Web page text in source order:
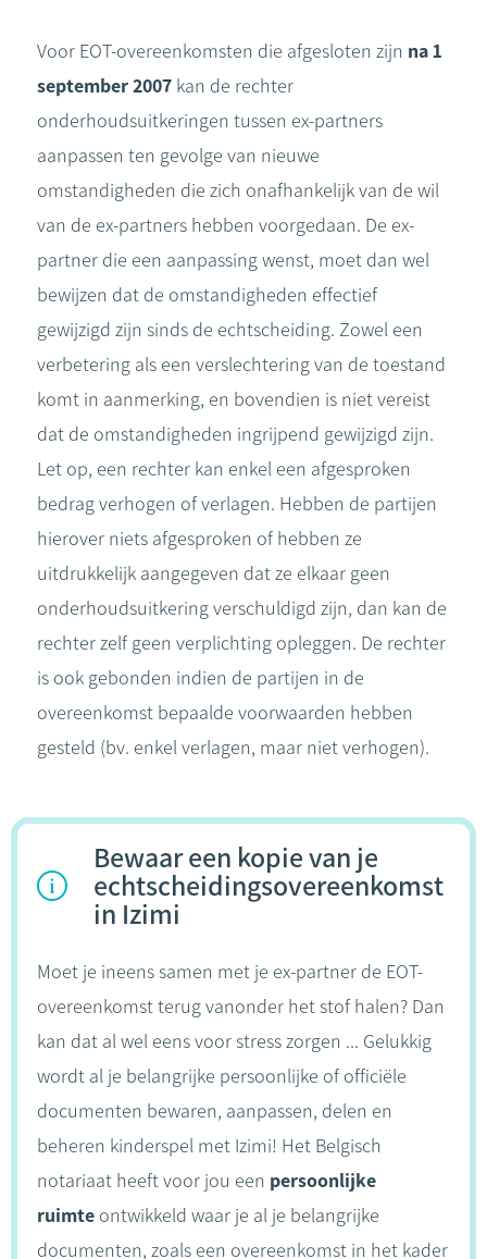
Voor EOT-overeenkomsten die afgesloten zijn na 1
september 2007 kan de rechter
onderhoudsuitkeringen tussen ex-partners
aanpassen ten gevolge van nieuwe
omstandigheden die zich onafhankelijk van de wil
van de ex-partners hebben voorgedaan. De ex-
partner die een aanpassing wenst, moet dan wel
bewijzen dat de omstandigheden effectief
gewijzigd zijn sinds de echtscheiding. Zowel een
verbetering als een verslechtering van de toestand
komt in aanmerking, en bovendien is niet vereist
dat de omstandigheden ingrijpend gewijzigd zijn.
Let op, een rechter kan enkel een afgesproken
bedrag verhogen of verlagen. Hebben de partijen
hierover niets afgesproken of hebben ze
uitdrukkelijk aangegeven dat ze elkaar geen
onderhoudsuitkering verschuldigd zijn, dan kan de
rechter zelf geen verplichting opleggen. De rechter
is ook gebonden indien de partijen in de
overeenkomst bepaalde voorwaarden hebben
gesteld (bv. enkel verlagen, maar niet verhogen).
Bewaar een kopie van je
echtscheidingsovereenkomst
in Izimi
Moet je ineens samen met je ex-partner de EOT-
overeenkomst terug vanonder het stof halen? Dan
kan dat al wel eens voor stress zorgen ... Gelukkig
wordt al je belangrijke persoonlijke of officiële
documenten bewaren, aanpassen, delen en
beheren kinderspel met Izimi! Het Belgisch
notariaat heeft voor jou een persoonlijke
ruimte ontwikkeld waar je al je belangrijke
documenten, zoals een overeenkomst in het kader